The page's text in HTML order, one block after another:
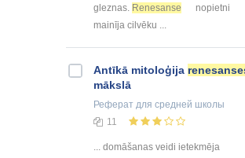
gleznas. Renesanse
nopietni
mainīja cilvēku ...
Antīkā mitoloģija
mākslā
Реферат для средней школы
11
... domāšanas veidi ietekmēja